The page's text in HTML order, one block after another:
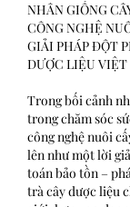
NHÂN GIỐNG
CÔNG NGHỆ
GIẢI PHÁP ĐỘT
DƯỢC LIỆU
Trong bối cảnh
trong chăm sóc
công nghệ nuôi
lên như một lời
toán bảo tồn –
trà cây dược liệu